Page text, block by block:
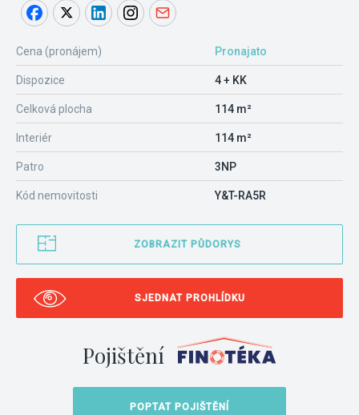
Cena (pronájem) Pronajato
Dispozice 4 + KK
Celková plocha 114 m²
Interiér 114 m²
Patro 3NP
Kód nemovitosti Y&T-RA5R
ZOBRAZIT PŮDORYS
SJEDNAT PROHLÍDKU
Pojištění
POPTAT POJIŠTĚNÍ